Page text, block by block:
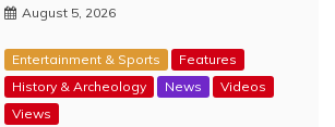
August 5, 2026
Entertainment & Sports
Features
History & Archeology
News
Videos
Views